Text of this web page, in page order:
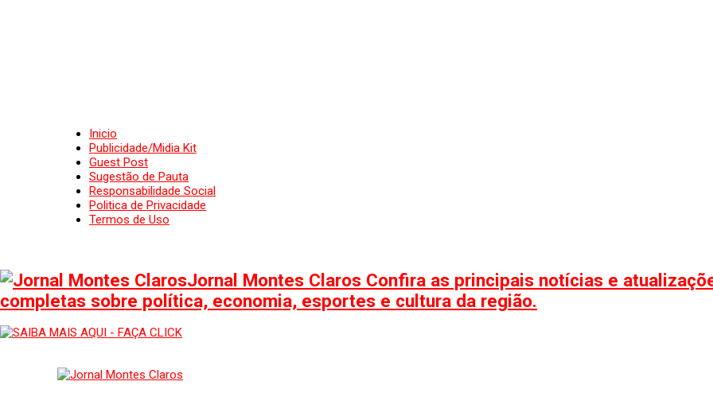
Inicio
Publicidade/Midia Kit
Guest Post
Sugestão de Pauta
Responsabilidade Social
Politica de Privacidade
Termos de Uso
Jornal Montes Claros Confira as principais notícias e
completas sobre política, economia, esportes e cultura da região.